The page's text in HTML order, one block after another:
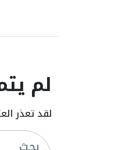
لم
لقد تعذر
بحث